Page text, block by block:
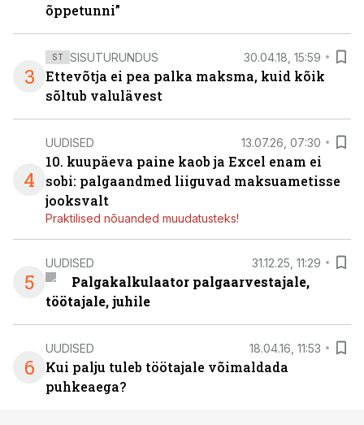
õppetunni”
3
ST SISUTURUNDUS 30.04.18, 15:59
Ettevõtja ei pea palka maksma, kuid kõik
sõltub valulävest
4
UUDISED 13.07.26, 07:30
10. kuupäeva paine kaob ja Excel enam ei
sobi: palgaandmed liiguvad maksuametisse
jooksvalt
Praktilised nõuanded muudatusteks!
5
UUDISED 31.12.25, 11:29
Palgakalkulaator palgaarvestajale,
töötajale, juhile
6
UUDISED 18.04.16, 11:53
Kui palju tuleb töötajale võimaldada
puhkeaega?